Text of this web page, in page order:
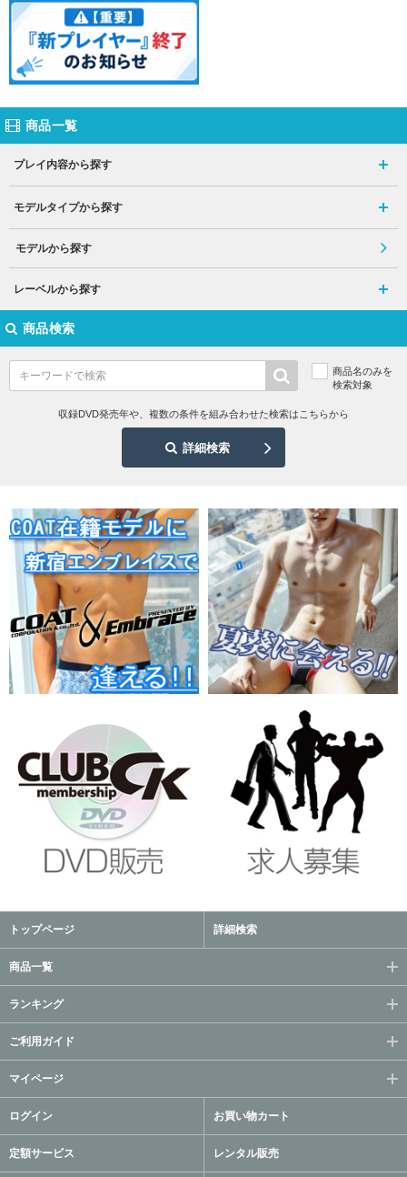
商品一覧
プレイ内容から探す
モデルタイプから探す
モデルから探す
レーベルから探す
商品検索
商品名のみを
検索対象
収録DVD発売年や、複数の条件を組み合わせた検索はこちらから
詳細検索
トップページ 詳細検索
商品一覧
ランキング
ご利用ガイド
マイページ
ログイン お買い物カート
定額サービス レンタル販売